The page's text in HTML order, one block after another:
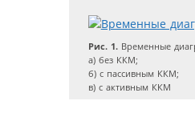
Рис. 1.Временные
а) без ККМ;
б) с пассивным ККМ;
в) с активным ККМ